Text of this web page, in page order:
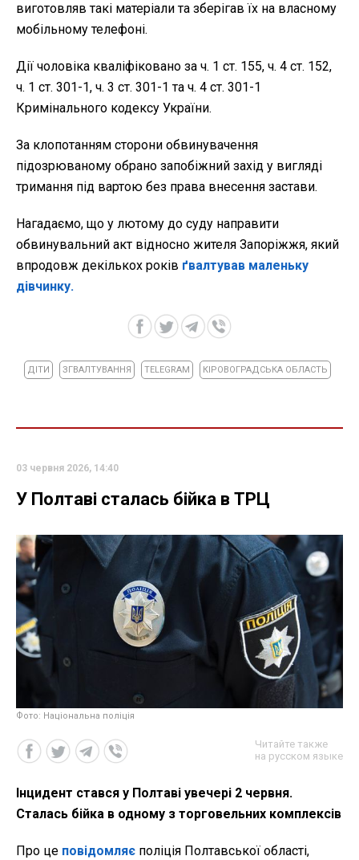
виготовляв такі матеріали та зберігав їх на власному
мобільному телефоні.
Дії чоловіка кваліфіковано за ч. 1 ст. 155, ч. 4 ст. 152,
ч. 1 ст. 301-1, ч. 3 ст. 301-1 та ч. 4 ст. 301-1
Кримінального кодексу України.
За клопотанням сторони обвинувачення
підозрюваному обрано запобіжний захід у вигляді
тримання під вартою без права внесення застави.
Нагадаємо, що у лютому до суду направити
обвинувальний акт відносно жителя Запоріжжя, який
впродовж декількох років ґвалтував маленьку
дівчинку.
ДІТИ ЗГВАЛТУВАННЯ TELEGRAM КІРОВОГРАДСЬКА ОБЛАСТЬ
03 червня 2026, 14:40
У Полтаві сталась бійка в ТРЦ
Фото: Національна поліція
Читайте также
на русском языке
Інцидент стався у Полтаві увечері 2 червня.
Сталась бійка в одному з торговельних комплексів
Про це повідомляє поліція Полтавської області,